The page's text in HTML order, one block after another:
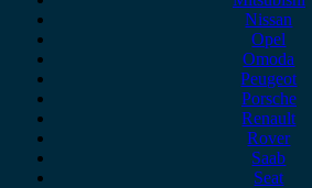
Nissan
Opel
Omoda
Peugeot
Porsche
Renault
Rover
Saab
Seat